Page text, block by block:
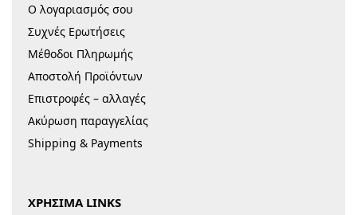
Ο λογαριασμός σου
Συχνές Ερωτήσεις
Μέθοδοι Πληρωμής
Αποστολή Προϊόντων
Επιστροφές – αλλαγές
Ακύρωση παραγγελίας
Shipping & Payments
ΧΡΗΣΙΜΑ LINKS